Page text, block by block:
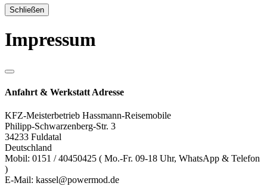
Schließen
Impressum
Anfahrt & Werkstatt Adresse
KFZ-Meisterbetrieb Hassmann-Reisemobile
Philipp-Schwarzenberg-Str. 3
34233 Fuldatal
Deutschland
Mobil: 0151 / 40450425 ( Mo.-Fr. 09-18 Uhr, WhatsApp & Telefon
)
E-Mail: kassel@powermod.de